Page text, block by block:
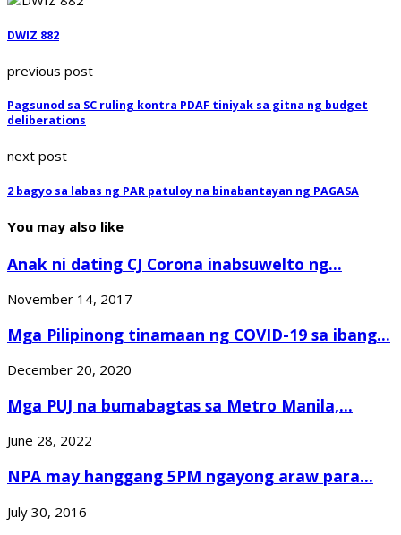
DWIZ 882
previous post
Pagsunod sa SC ruling kontra PDAF tiniyak sa gitna ng budget
deliberations
next post
2 bagyo sa labas ng PAR patuloy na binabantayan ng PAGASA
You may also like
Anak ni dating CJ Corona inabsuwelto ng...
November 14, 2017
Mga Pilipinong tinamaan ng COVID-19 sa ibang...
December 20, 2020
Mga PUJ na bumabagtas sa Metro Manila,...
June 28, 2022
NPA may hanggang 5PM ngayong araw para...
July 30, 2016